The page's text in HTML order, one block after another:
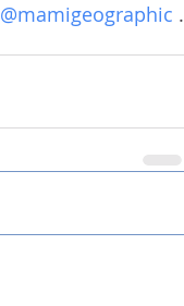
@mamigeographic .